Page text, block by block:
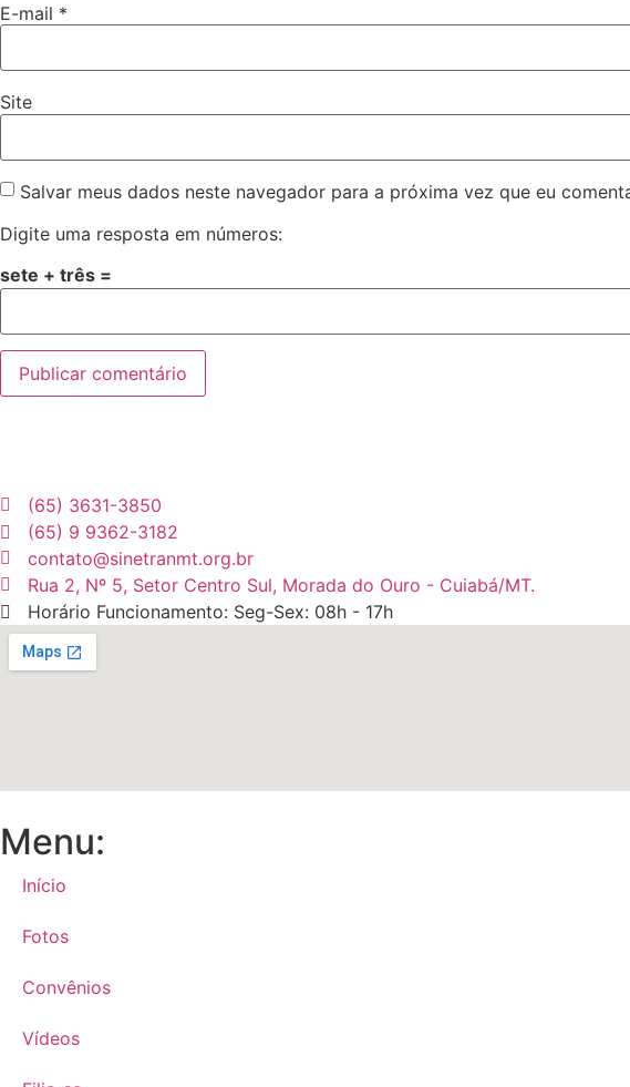
E-mail *
Site
Salvar meus dados neste navegador para a próxima vez que eu
Digite uma resposta em números:
sete + três =
(65) 3631-3850
(65) 9 9362-3182
contato@sinetranmt.org.br
Rua 2, Nº 5, Setor Centro Sul, Morada do Ouro - Cuiabá/MT.
Horário Funcionamento: Seg-Sex: 08h - 17h
Menu:
Início
Fotos
Convênios
Vídeos